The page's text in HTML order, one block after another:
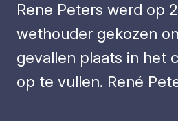
Rene Peters werd op
wethouder gekozen
gevallen plaats in het
op te vullen. René